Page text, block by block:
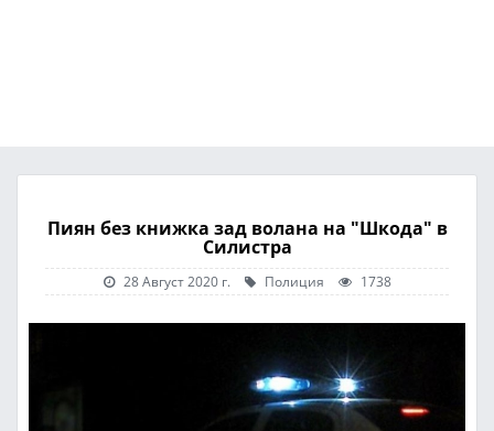
Пиян без книжка зад волана на "Шкода" в
Силистра
28 Август 2020 г. Полиция 1738